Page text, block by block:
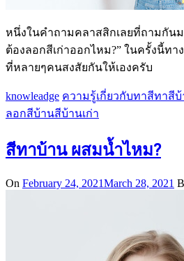
หนึ่งในคำถามคลาสสิกเลยที่ถามกัน
ต้องลอกสีเก่าออกไหม?” ในครั้งนี้ท
ที่หลายๆคนสงสัยกันให้เองครับ
knowleadge ความรู้เกี่ยวกับทาสีทาสีบ้
ลอกสีบ้านสีบ้านเก่า
สีทาบ้าน ผสมน้ำไหม?
On February 24, 2021March 28, 2021